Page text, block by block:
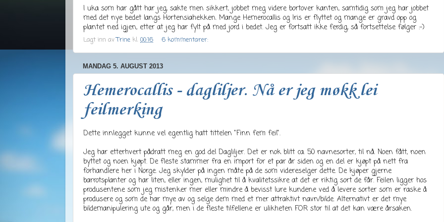
I uka som har gått har jeg, sakte men sikkert, jobbet meg videre bortover kanten, samtidig som jeg har jobbet
med det nye bedet langs Hortensiahekken. Mange Hemerocallis og Iris er flyttet og mange er gravd opp og
plantet ned igjen, etter at jeg har fylt på med jord i bedet. Jeg er fortsatt ikke ferdig, så fortsettelse følger :-)
Lagt inn avTrine kl. 00:16 6 kommentarer:
MANDAG 5. AUGUST 2013
Hemerocallis - dagliljer. Nå er jeg møkk lei
feilmerking
Dette innlegget kunne vel egentlig hatt tittelen "Finn fem feil".
Jeg har etterhvert pådratt meg en god del Dagliljer. Det er nok blitt ca. 50 navnesorter, til nå. Noen fått, noen
byttet og noen kjøpt. De fleste stammer fra en import for et par år siden og en del er kjøpt på nett fra
forhandlere her i Norge. Jeg skylder på ingen måte på de som videreselger dette. De kjøper gjerne
barrotsplanter og har liten, eller ingen, mulighet til å kvalitetssikre at det er riktig sort de får. Feilen ligger hos
produsentene som jeg mistenker mer eller mindre å bevisst lure kundene ved å levere sorter som er raske å
produsere og som de har mye av og selge dem med et mer attraktivt navn/bilde. Alternativt er det mye
bildemanipulering ute og går, men i de fleste tilfellene er ulikheten FOR stor til at det kan være årsaken.